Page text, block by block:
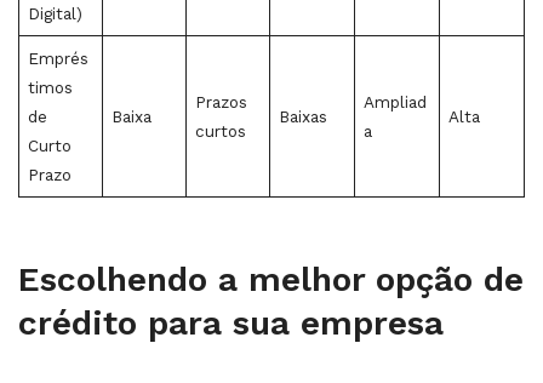
Digital)
Emprés
timos
de
Curto
Prazo
Baixa
Prazos
curtos
Baixas
Ampliad
a
Alta
Escolhendo a melhor opção de
crédito para sua empresa